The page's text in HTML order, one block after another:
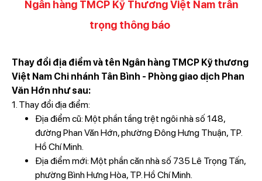
Ngân hàng TMCP Kỹ Thương Việt Nam trân
trọng thông báo
Thay đổi địa điểm và tên Ngân hàng TMCP Kỹ thương
Việt Nam Chi nhánh Tân Bình - Phòng giao dịch Phan
Văn Hớn như sau:
1. Thay đổi địa điểm:
Địa điểm cũ: Một phần tầng trệt ngôi nhà số 148,
đường Phan Văn Hớn, phường Đông Hưng Thuận, TP.
Hồ Chí Minh.
Địa điểm mới: Một phần căn nhà số 735 Lê Trọng Tấn,
phường Bình Hưng Hòa, TP. Hồ Chí Minh.